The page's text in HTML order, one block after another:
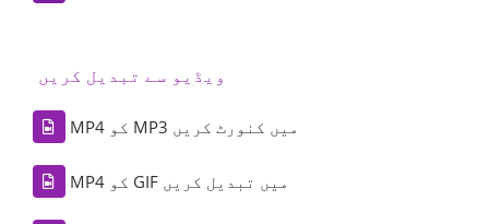
ویڈیو سے تبدیل کریں
MP4 کو MP3 میں کنورٹ کریں
MP4 کو GIF میں تبدیل کریں